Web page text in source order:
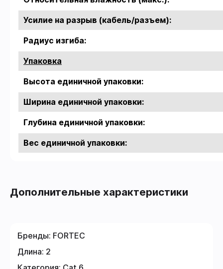
Усилие на разрыв (кабель/разъем):
Радиус изгиба:
Упаковка
Высота единичной упаковки:
Ширина единичной упаковки:
Глубина единичной упаковки:
Вес единичной упаковки:
Дополнительные характеристики
Бренды: FORTEC
Длина: 2